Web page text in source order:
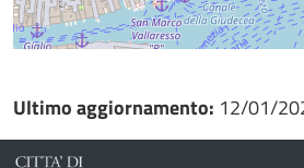
Ultimo aggiornamento: 12/01/